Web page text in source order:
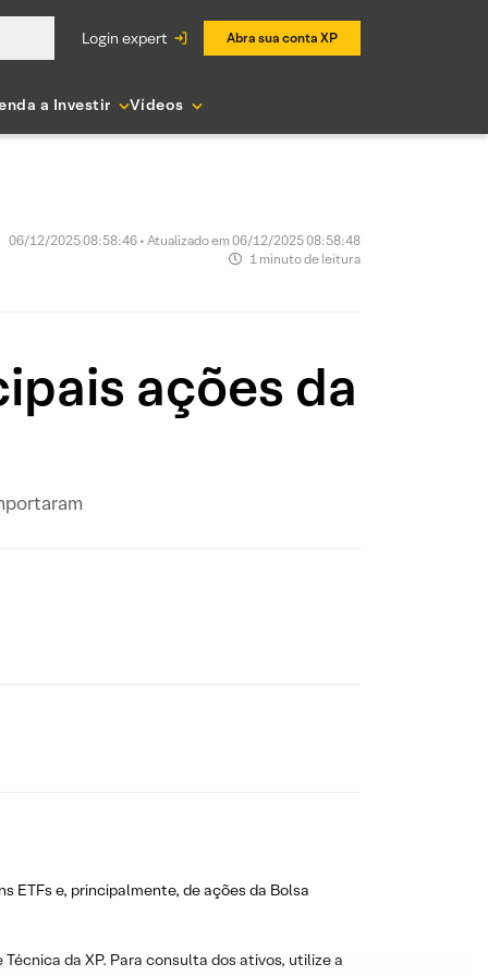
login expert Abra sua conta XP
a Investir Vídeos
06/12/2025 08:58:46 • Atualizado em 06/12/2025 08:58:48
1 minuto de leitura
ações da
ETFs e, principalmente, de ações da Bolsa
da XP. Para consulta dos ativos, utilize a